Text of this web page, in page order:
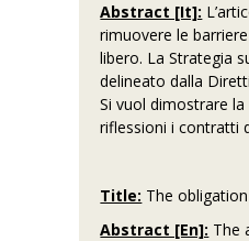
Abstract [It]:
rimuovere le
libero. La Strategia
delineato dalla
Si vuol dimostrare
riflessioni i contratti
Title: The
Abstract [En]: The